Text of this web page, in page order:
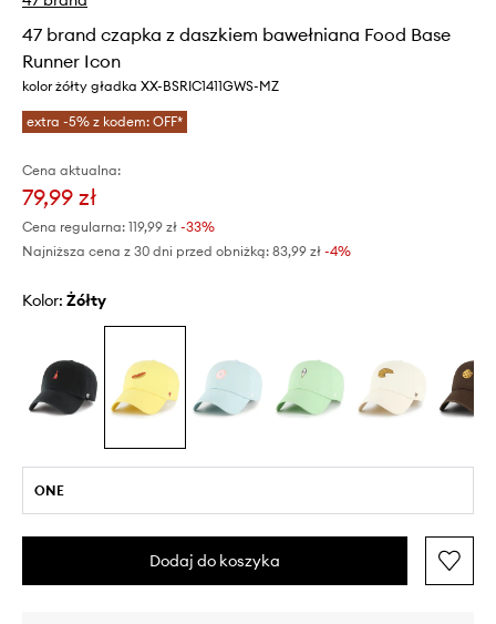
47 brand czapka z daszkiem bawełniana Food Base
Runner Icon
kolor żółty gładka XX-BSRIC1411GWS-MZ
extra -5% z kodem: OFF*
Cena aktualna:
79,99 zł
Cena regularna: 119,99 zł -33%
Najniższa cena z 30 dni przed obniżką: 83,99 zł -4%
Kolor: żółty
ONE
Dodaj do koszyka